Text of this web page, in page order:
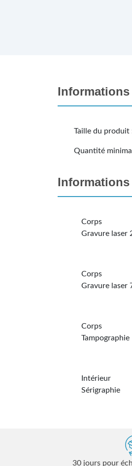
Taille du produit
Quantité
Corps
Gravure laser
Corps
Gravure laser
Corps
Tampographie
Intérieur
Sérigraphie
30 jours pour